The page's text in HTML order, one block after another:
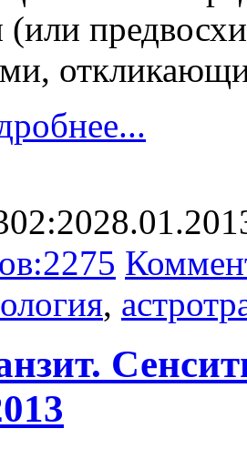
(или
02:20
2275
,